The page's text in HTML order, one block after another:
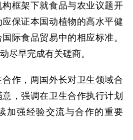
框架下就食品与农业议题开
保证本国动植物的高水平健
际食品贸易中的相应标准。
尽早完成有关磋商。
，两国外长对卫生领域合
，强调在卫生合作执行计划
加强经验交流与合作的重要